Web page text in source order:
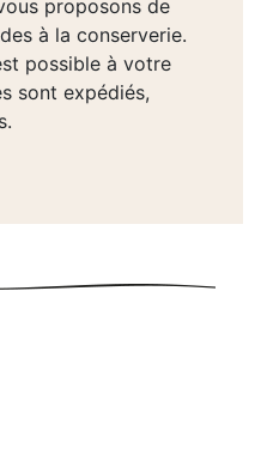
proposons de
à la conserverie.
possible à votre
sont expédiés,